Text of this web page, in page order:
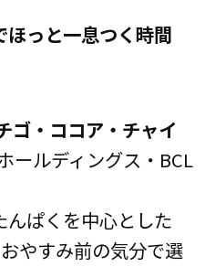
ほっと一息つく時間
ゴ・ココア・チャイ
ールディングス・BCL
ぱくを中心とした
やすみ前の気分で選